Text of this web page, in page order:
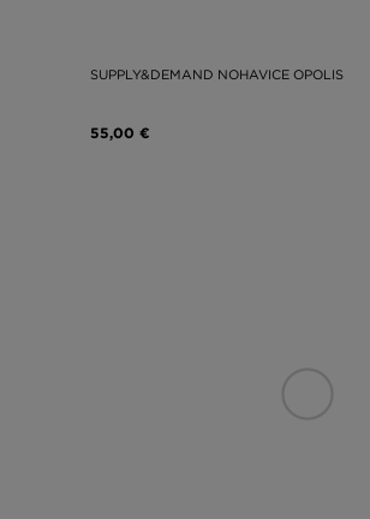
SUPPLY&DEMAND NOHAVICE OPOLIS
55,00 €